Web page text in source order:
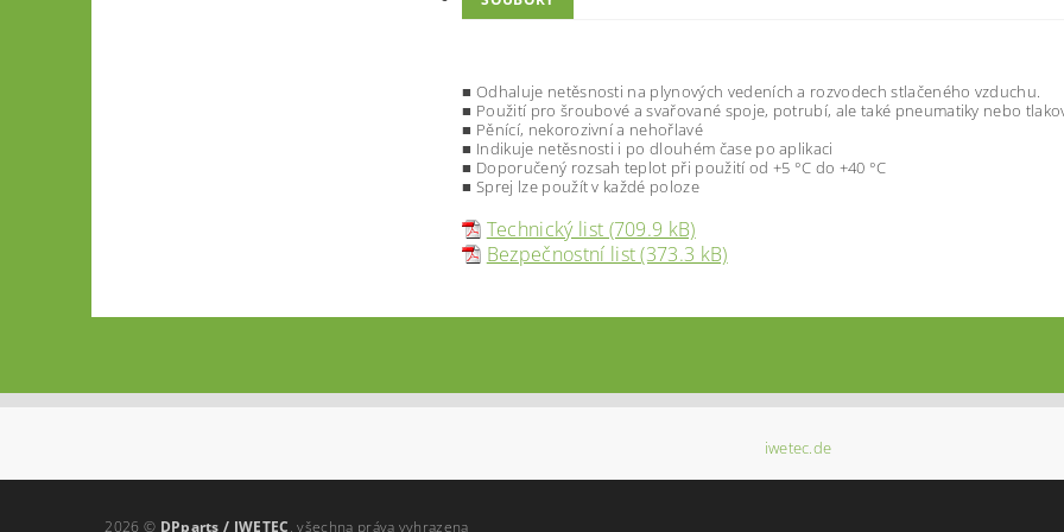
■ Odhaluje netěsnosti na plynových vedeních a rozvodech stlačeného vzduchu.
■ Použití pro šroubové a svařované spoje, potrubí, ale také pneumatiky nebo
■ Pěnící, nekorozivní a nehořlavé
■ Indikuje netěsnosti i po dlouhém čase po aplikaci
■ Doporučený rozsah teplot při použití od +5 °C do +40 °C
■ Sprej lze použít v každé poloze
Technický list (709.9 kB)
Bezpečnostní list (373.3 kB)
iwetec.de
2026 © DPparts / IWETEC, všechna práva vyhrazena